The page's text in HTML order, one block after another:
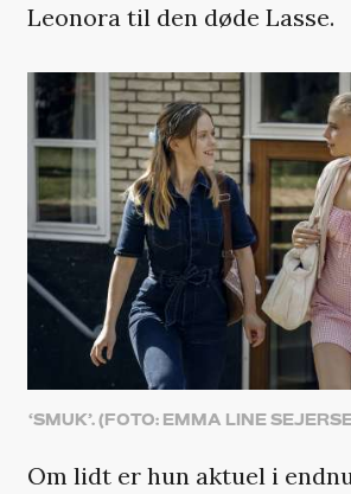
Leonora til den døde Lasse.
‘SMUK’. (FOTO: EMMA LINE
Om lidt er hun aktuel i